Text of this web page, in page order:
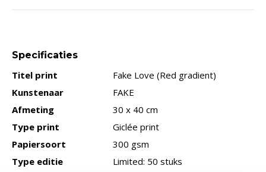
Specificaties
Titel print
Fake Love (Red gradient)
Kunstenaar
FAKE
Afmeting
30 x 40 cm
Type print
Giclée print
Papiersoort
300 gsm
Type editie
Limited: 50 stuks